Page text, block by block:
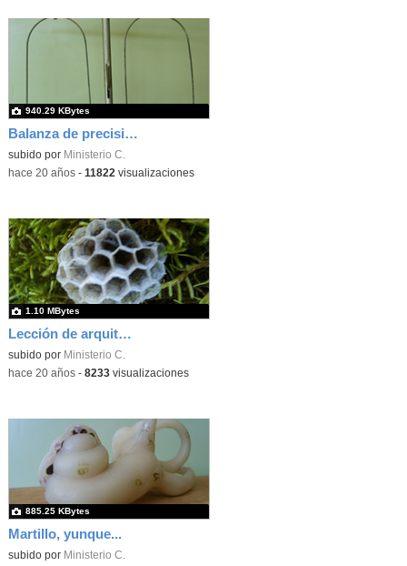
Balanza de precisión
subido por Ministerio C.
940.29 KBytes
-hace 20 años- 11822 visualizaciones
Lección de arquitectura
subido por Ministerio C.
1.10 MBytes
-hace 20 años- 8233visualizaciones
Martillo, yunque...
subido por Ministerio C.
885.25 KBytes